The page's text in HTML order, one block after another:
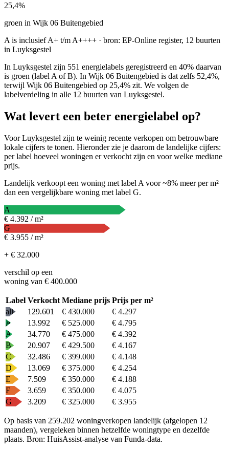
25,4%
groen in Wijk 06 Buitengebied
A is inclusief A+ t/m A++++ · bron: EP-Online register, 12 buurten
in Luyksgestel
In Luyksgestel zijn 551 energielabels geregistreerd en 40% daarvan
is groen (label A of B). In Wijk 06 Buitengebied is dat zelfs 52,4%,
terwijl Wijk 06 Buitengebied op 25,4% zit. We volgen de
labelverdeling in alle 12 buurten van Luyksgestel.
Wat levert een beter energielabel op?
Voor Luyksgestel zijn te weinig recente verkopen om betrouwbare
lokale cijfers te tonen. Hieronder zie je daarom de landelijke cijfers:
per label hoeveel woningen er verkocht zijn en voor welke mediane
prijs.
Landelijk verkoopt een woning met label A voor ~8% meer per m²
dan een vergelijkbare woning met label G.
A
€ 4.392 / m²
G
€ 3.955 / m²
+ € 32.000
verschil op een
woning van € 400.000
Label Verkocht Mediane prijs Prijs per m²
alle
129.601 € 430.000
€ 4.297
A+
13.992 € 525.000
€ 4.795
A
34.770 € 475.000
€ 4.392
B
20.907 € 429.500
€ 4.167
C
32.486 € 399.000
€ 4.148
D
13.069 € 375.000
€ 4.254
E
7.509 € 350.000
€ 4.188
F
3.659 € 350.000
€ 4.075
G
3.209 € 325.000 € 3.955
Op basis van 259.202 woningverkopen landelijk (afgelopen 12
maanden), vergeleken binnen hetzelfde woningtype en dezelfde
plaats. Bron: HuisAssist-analyse van Funda-data.